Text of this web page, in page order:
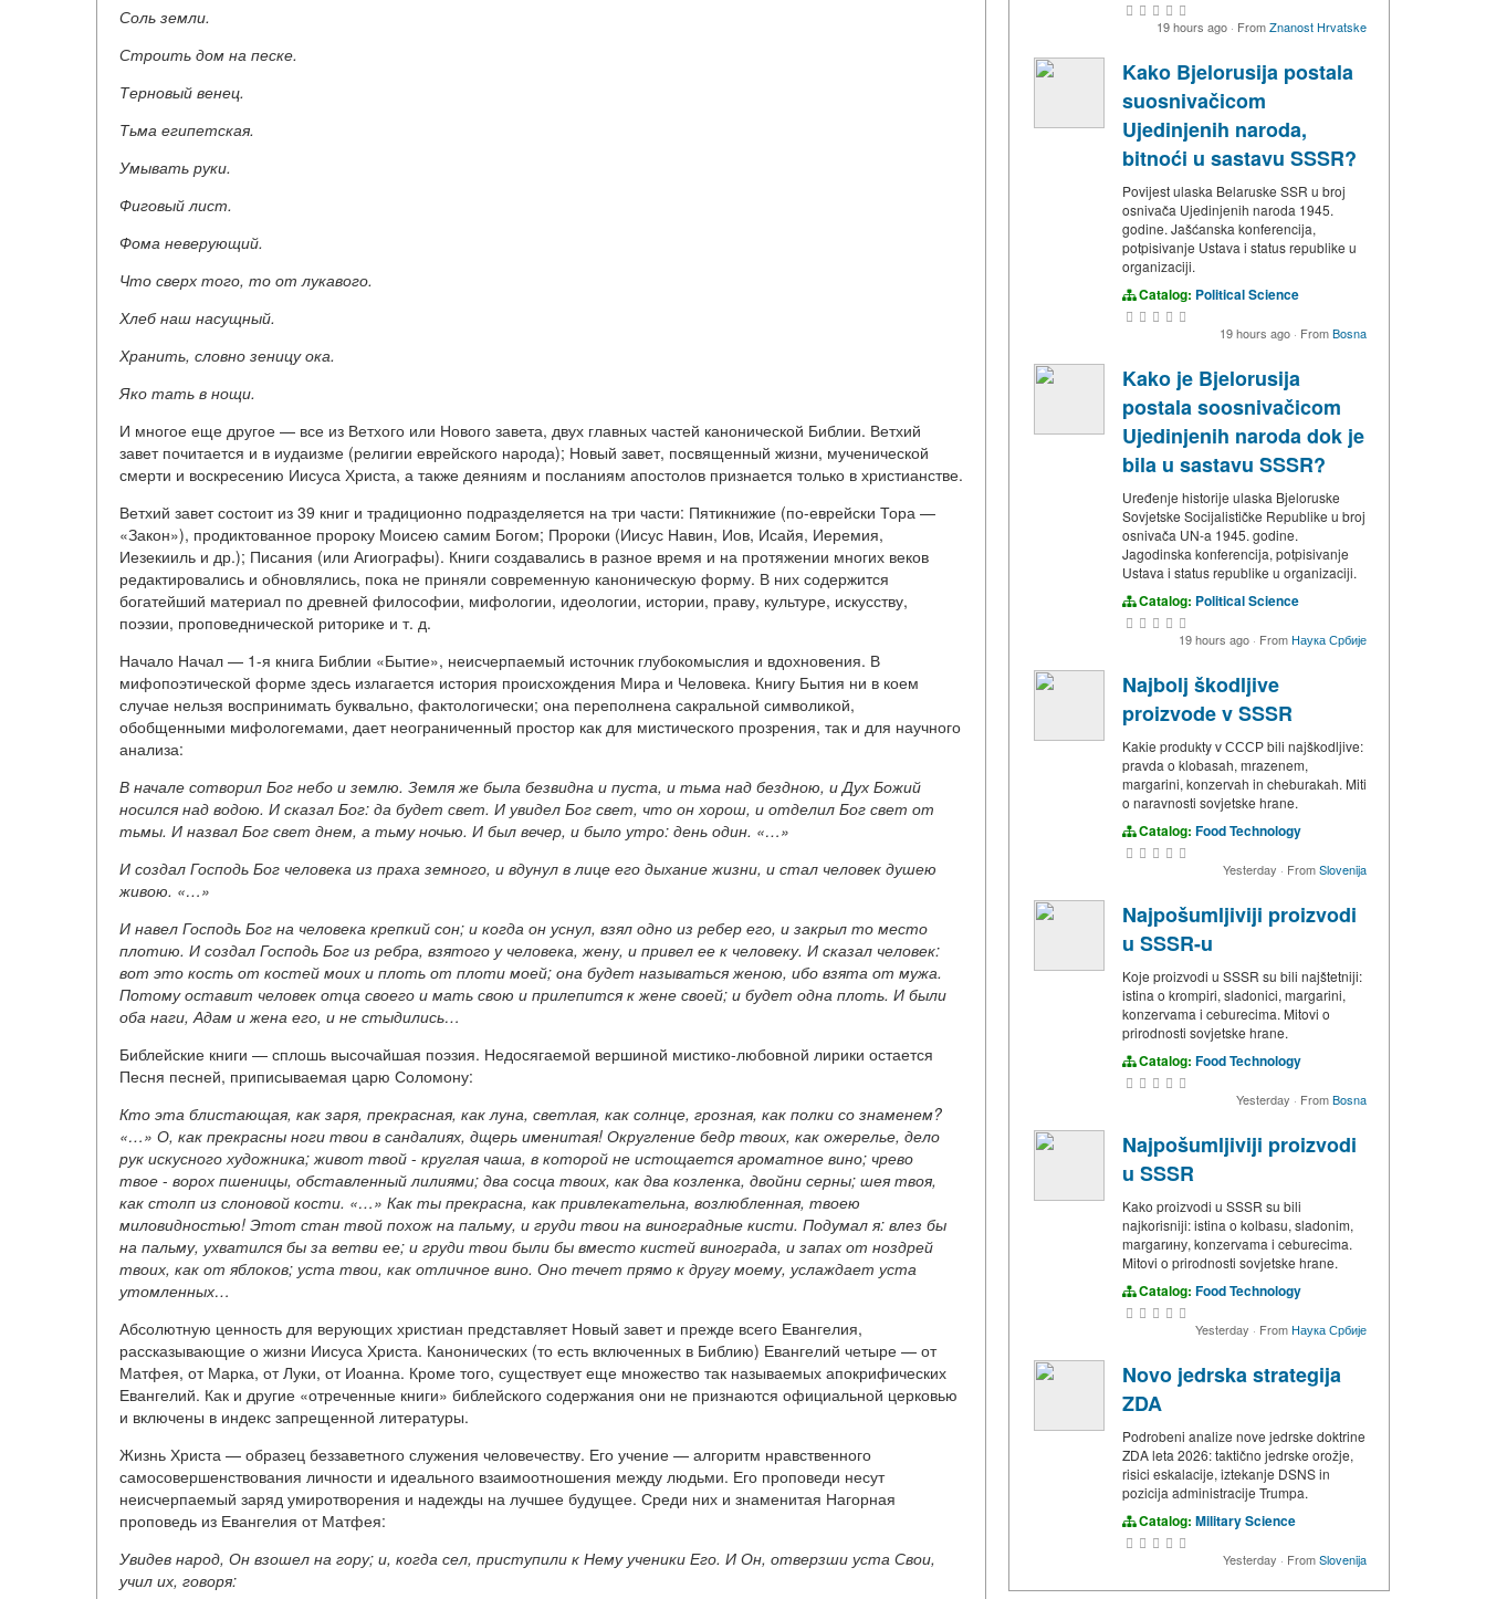
Соль земли.
Строить дом на песке.
Терновый венец.
Тьма египетская.
Умывать руки.
Фиговый лист.
Фома неверующий.
Что сверх того, то от лукавого.
Хлеб наш насущный.
Хранить, словно зеницу ока.
Яко тать в нощи.
И многое еще другое — все из Ветхого или Нового завета, двух главных частей канонической Библии. Ветхий
завет почитается и в иудаизме (религии еврейского народа); Новый завет, посвященный жизни, мученической
смерти и воскресению Иисуса Христа, а также деяниям и посланиям апостолов признается только в христианстве.
Ветхий завет состоит из 39 книг и традиционно подразделяется на три части: Пятикнижие (по-еврейски Тора —
«Закон»), продиктованное пророку Моисею самим Богом; Пророки (Иисус Навин, Иов, Исайя, Иеремия,
Иезекииль и др.); Писания (или Агиографы). Книги создавались в разное время и на протяжении многих веков
редактировались и обновлялись, пока не приняли современную каноническую форму. В них содержится
богатейший материал по древней философии, мифологии, идеологии, истории, праву, культуре, искусству,
поэзии, проповеднической риторике и т. д.
Начало Начал — 1-я книга Библии «Бытие», неисчерпаемый источник глубокомыслия и вдохновения. В
мифопоэтической форме здесь излагается история происхождения Мира и Человека. Книгу Бытия ни в коем
случае нельзя воспринимать буквально, фактологически; она переполнена сакральной символикой,
обобщенными мифологемами, дает неограниченный простор как для мистического прозрения, так и для научного
анализа:
В начале сотворил Бог небо и землю. Земля же была безвидна и пуста, и тьма над бездною, и Дух Божий
носился над водою. И сказал Бог: да будет свет. И увидел Бог свет, что он хорош, и отделил Бог свет от
тьмы. И назвал Бог свет днем, а тьму ночью. И был вечер, и было утро: день один. «…»
И создал Господь Бог человека из праха земного, и вдунул в лице его дыхание жизни, и стал человек душею
живою. «…»
И навел Господь Бог на человека крепкий сон; и когда он уснул, взял одно из ребер его, и закрыл то место
плотию. И создал Господь Бог из ребра, взятого у человека, жену, и привел ее к человеку. И сказал человек:
вот это кость от костей моих и плоть от плоти моей; она будет называться женою, ибо взята от мужа.
Потому оставит человек отца своего и мать свою и прилепится к жене своей; и будет одна плоть. И были
оба наги, Адам и жена его, и не стыдились…
Библейские книги — сплошь высочайшая поэзия. Недосягаемой вершиной мистико-любовной лирики остается
Песня песней, приписываемая царю Соломону:
Кто эта блистающая, как заря, прекрасная, как луна, светлая, как солнце, грозная, как полки со знаменем?
«…» О, как прекрасны ноги твои в сандалиях, дщерь именитая! Округление бедр твоих, как ожерелье, дело
рук искусного художника; живот твой - круглая чаша, в которой не истощается ароматное вино; чрево
твое - ворох пшеницы, обставленный лилиями; два сосца твоих, как два козленка, двойни серны; шея твоя,
как столп из слоновой кости. «…» Как ты прекрасна, как привлекательна, возлюбленная, твоею
миловидностью! Этот стан твой похож на пальму, и груди твои на виноградные кисти. Подумал я: влез бы
на пальму, ухватился бы за ветви ее; и груди твои были бы вместо кистей винограда, и запах от ноздрей
твоих, как от яблоков; уста твои, как отличное вино. Оно течет прямо к другу моему, услаждает уста
утомленных…
Абсолютную ценность для верующих христиан представляет Новый завет и прежде всего Евангелия,
рассказывающие о жизни Иисуса Христа. Канонических (то есть включенных в Библию) Евангелий четыре — от
Матфея, от Марка, от Луки, от Иоанна. Кроме того, существует еще множество так называемых апокрифических
Евангелий. Как и другие «отреченные книги» библейского содержания они не признаются официальной церковью
и включены в индекс запрещенной литературы.
Жизнь Христа — образец беззаветного служения человечеству. Его учение — алгоритм нравственного
самосовершенствования личности и идеального взаимоотношения между людьми. Его проповеди несут
неисчерпаемый заряд умиротворения и надежды на лучшее будущее. Среди них и знаменитая Нагорная
проповедь из Евангелия от Матфея:
Увидев народ, Он взошел на гору; и, когда сел, приступили к Нему ученики Его. И Он, отверзши уста Свои,
учил их, говоря:
19 hours ago · FromZnanost Hrvatske
Kako Bjelorusija postala
suosnivačicom
Ujedinjenih naroda,
bitnoći u sastavu SSSR?
Povijest ulaska Belaruske SSR u broj
osnivača Ujedinjenih naroda 1945.
godine. Jašćanska konferencija,
potpisivanje Ustava i status republike u
organizaciji.
Catalog: Political Science
19 hours ago · FromBosna
Kako je Bjelorusija
postala soosnivačicom
Ujedinjenih naroda dok je
bila u sastavu SSSR?
Uređenje historije ulaska Bjeloruske
Sovjetske Socijalističke Republike u broj
osnivača UN-a 1945. godine.
Jagodinska konferencija, potpisivanje
Ustava i status republike u organizaciji.
Catalog: Political Science
19 hours ago · FromНаука Србије
Najbolj škodljive
proizvode v SSSR
Kakie produkty v СССР bili najškodljive:
pravda o klobasah, mrazenem,
margarini, konzervah in cheburakah. Miti
o naravnosti sovjetske hrane.
Catalog: Food Technology
Yesterday · FromSlovenija
Najpošumljiviji proizvodi
u SSSR-u
Koje proizvodi u SSSR su bili najštetniji:
istina o krompiri, sladonici, margarini,
konzervama i ceburecima. Mitovi o
prirodnosti sovjetske hrane.
Catalog: Food Technology
Yesterday · FromBosna
Najpošumljiviji proizvodi
u SSSR
Kako proizvodi u SSSR su bili
najkorisniji: istina o kolbasu, sladonim,
margarину, konzervama i ceburecima.
Mitovi o prirodnosti sovjetske hrane.
Catalog: Food Technology
Yesterday · FromНаука Србије
Novo jedrska strategija
ZDA
Podrobeni analize nove jedrske doktrine
ZDA leta 2026: taktično jedrske orožje,
risici eskalacije, iztekanje DSNS in
pozicija administracije Trumpa.
Catalog: Military Science
Yesterday · FromSlovenija